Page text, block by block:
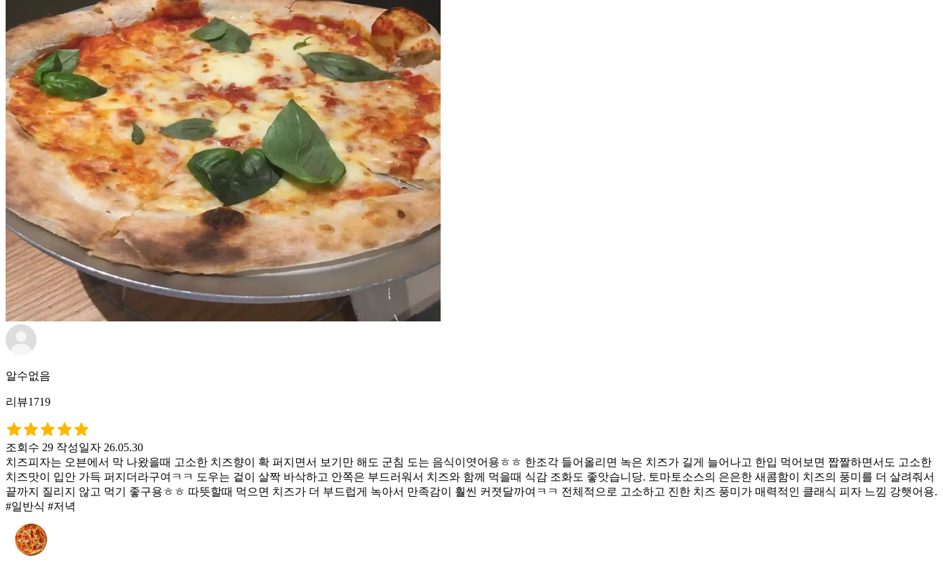
알수없음
리뷰1719
조회수 29 작성일자 26.05.30
치즈피자는 오븐에서 막 나왔을때 고소한 치즈향이 확 퍼지면서 보기만 해도 군침 도는 음식이엿어용ㅎㅎ 한조각 들어올리면 녹은 치즈가 길게 늘어나고 한입 먹어보면 짭짤하면서도 고소한
치즈맛이 입안 가득 퍼지더라구여ㅋㅋ 도우는 겉이 살짝 바삭하고 안쪽은 부드러워서 치즈와 함께 먹을때 식감 조화도 좋앗습니당. 토마토소스의 은은한 새콤함이 치즈의 풍미를 더 살려줘서
끝까지 질리지 않고 먹기 좋구용ㅎㅎ 따뜻할때 먹으면 치즈가 더 부드럽게 녹아서 만족감이 훨씬 커졋달까여ㅋㅋ 전체적으로 고소하고 진한 치즈 풍미가 매력적인 클래식 피자 느낌 강햇어용.
#일반식 #저녁